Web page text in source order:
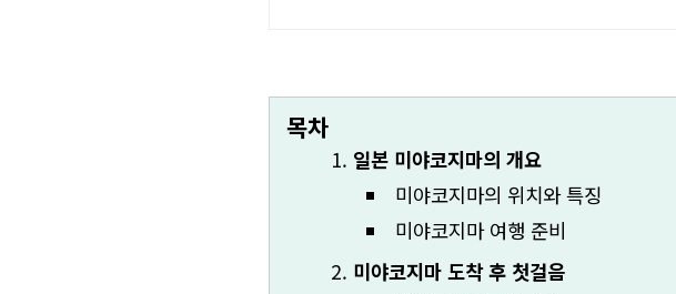
목차
일본 미야코지마의 개요
미야코지마의 위치와 특징
미야코지마 여행 준비
미야코지마 도착 후 첫걸음